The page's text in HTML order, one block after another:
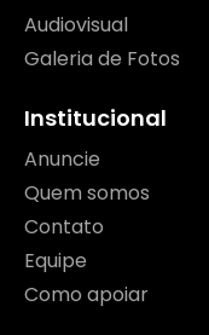
Audiovisual
Galeria de Fotos
Institucional
Anuncie
Quem somos
Contato
Equipe
Como apoiar